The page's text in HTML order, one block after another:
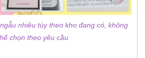
nhiêu tùy theo kho đang có, không
chọn theo yêu cầu